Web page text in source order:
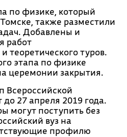
по физике, который
также разместили
Добавлены и
работ
теоретического туров.
этапа по физике
церемонии закрытия.
Всероссийской
27 апреля 2019 года.
могут поступить без
вуз на
профилю